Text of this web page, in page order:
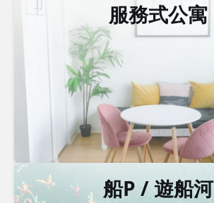
服務式公寓
船P / 遊船河